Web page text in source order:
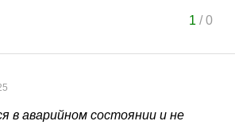
1 /0
в аварийном состоянии и не